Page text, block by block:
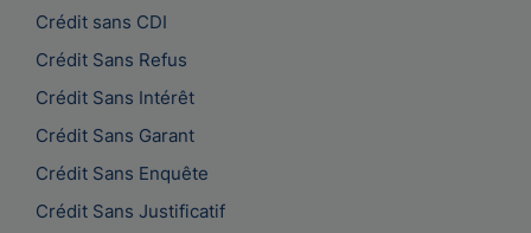
Crédit sans CDI
Crédit Sans Refus
Crédit Sans Intérêt
Crédit Sans Garant
Crédit Sans Enquête
Crédit Sans Justificatif